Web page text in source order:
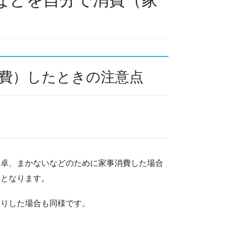
）したときの注意点
、まかないなどのために家事消費した場合
なります。
した場合も同様です。